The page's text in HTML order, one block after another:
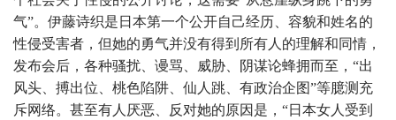
气”。伊藤诗织是日本第一个公开自己经历、容貌和姓名的
性侵受害者，但她的勇气并没有得到所有人的理解和同情，
发布会后，各种骚扰、谩骂、威胁、阴谋论蜂拥而至，“出
风头、搏出位、桃色陷阱、仙人跳、有政治企图”等臆测充
斥网络。甚至有人厌恶、反对她的原因是，“日本女人受到